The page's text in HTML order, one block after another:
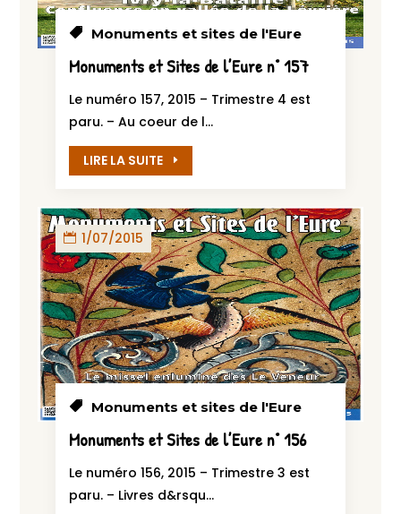
Monuments et sites de l'Eure
Monuments et Sites de l’Eure n° 157
Le numéro 157, 2015 – Trimestre 4 est
paru. – Au coeur de l...
LIRE LA SUITE
1/07/2015
Monuments et sites de l'Eure
Monuments et Sites de l’Eure n° 156
Le numéro 156, 2015 – Trimestre 3 est
paru. – Livres d&rsqu...